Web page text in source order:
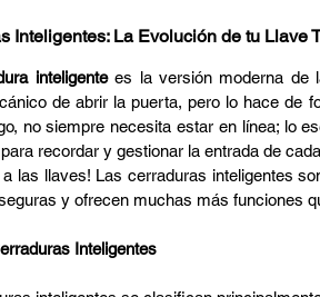
Inteligentes: La Evolución de tu Llave
inteligente es la versión moderna de
de abrir la puerta, pero lo hace de
no siempre necesita estar en línea; lo
recordar y gestionar la entrada de
a las llaves! Las cerraduras inteligentes
y ofrecen muchas más funciones
Inteligentes